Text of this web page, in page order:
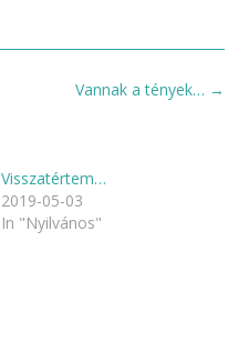
Vannak a tények… →
Visszatértem…
2019-05-03
In "Nyilvános"